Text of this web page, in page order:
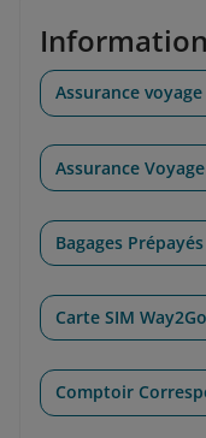
Assurance
Assurance Voyage
Bagages Prépayés
Carte SIM Way2Go
Comptoir